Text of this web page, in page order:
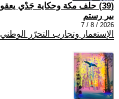
(39) حلف مكة وحكاية جَدْي يعقوب
بير رستم
2026 / 8 / 7
الإستعمار وتجارب التحرّر الوطني